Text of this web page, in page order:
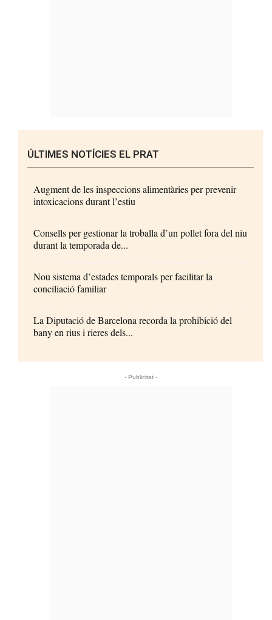
ÚLTIMES NOTÍCIES EL PRAT
Augment de les inspeccions alimentàries per prevenir
intoxicacions durant l’estiu
Consells per gestionar la troballa d’un pollet fora del niu
durant la temporada de...
Nou sistema d’estades temporals per facilitar la
conciliació familiar
La Diputació de Barcelona recorda la prohibició del
bany en rius i rieres dels...
- Publicitat -